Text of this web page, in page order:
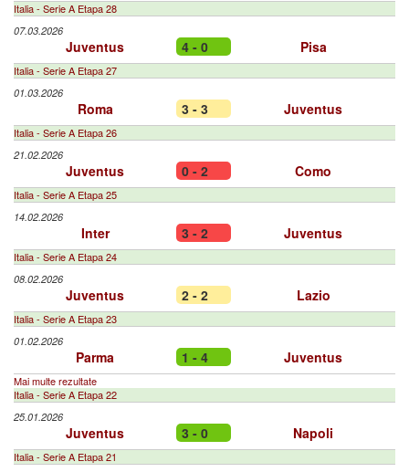
Italia - Serie A Etapa 28
07.03.2026
Juventus 4 - 0 Pisa
Italia - Serie A Etapa 27
01.03.2026
Roma 3 - 3 Juventus
Italia - Serie A Etapa 26
21.02.2026
Juventus 0 - 2 Como
Italia - Serie A Etapa 25
14.02.2026
Inter 3 - 2 Juventus
Italia - Serie A Etapa 24
08.02.2026
Juventus 2 - 2 Lazio
Italia - Serie A Etapa 23
01.02.2026
Parma 1 - 4 Juventus
Mai multe rezultate
Italia - Serie A Etapa 22
25.01.2026
Juventus 3 - 0 Napoli
Italia - Serie A Etapa 21